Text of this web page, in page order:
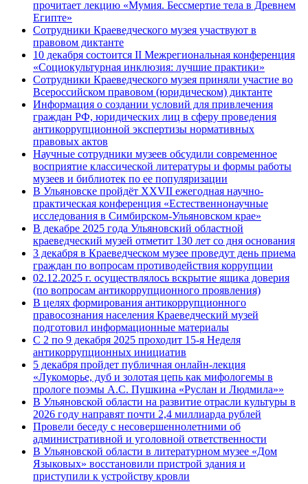
прочитает лекцию «Мумия. Бессмертие тела в Древнем
Египте»
Сотрудники Краеведческого музея участвуют в
правовом диктанте
10 декабря состоится II Межрегиональная конференция
«Cоциокультурная инклюзия: лучшие практики»
Сотрудники Краеведческого музея приняли участие во
Всероссийском правовом (юридическом) диктанте
Информация о создании условий для привлечения
граждан РФ, юридических лиц в сферу проведения
антикоррупционной экспертизы нормативных
правовых актов
Научные сотрудники музеев обсудили современное
восприятие классической литературы и формы работы
музеев и библиотек по ее популяризации
В Ульяновске пройдёт XXVII ежегодная научно-
практическая конференция «Естественнонаучные
исследования в Симбирском-Ульяновском крае»
В декабре 2025 года Ульяновский областной
краеведческий музей отметит 130 лет со дня основания
3 декабря в Краеведческом музее проведут день приема
граждан по вопросам противодействия коррупции
02.12.2025 г. осуществлялось вскрытие ящика доверия
(по вопросам антикоррупционного проявления)
В целях формирования антикоррупционного
правосознания населения Краеведческий музей
подготовил информационные материалы
С 2 по 9 декабря 2025 проходит 15-я Неделя
антикоррупционных инициатив
5 декабря пройдет публичная онлайн-лекция
«Лукоморье, дуб и золотая цепь как мифологемы в
прологе поэмы А.С. Пушкина «Руслан и Людмила»»
В Ульяновской области на развитие отрасли культуры в
2026 году направят почти 2,4 миллиарда рублей
Провели беседу с несовершеннолетними об
административной и уголовной ответственности
В Ульяновской области в литературном музее «Дом
Языковых» восстановили пристрой здания и
приступили к устройству кровли